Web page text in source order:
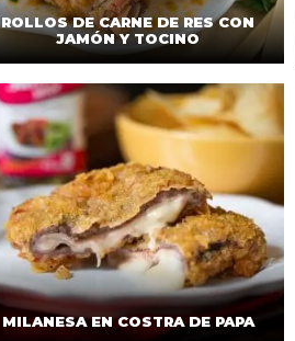
ROLLOS DE CARNE DE RES CON
JAMÓN Y TOCINO
MILANESA EN COSTRA DE PAPA